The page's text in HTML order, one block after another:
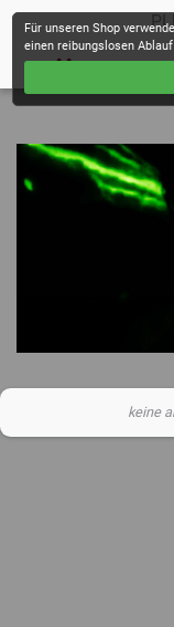
keine
Für unseren Shop
einen reibungslosen